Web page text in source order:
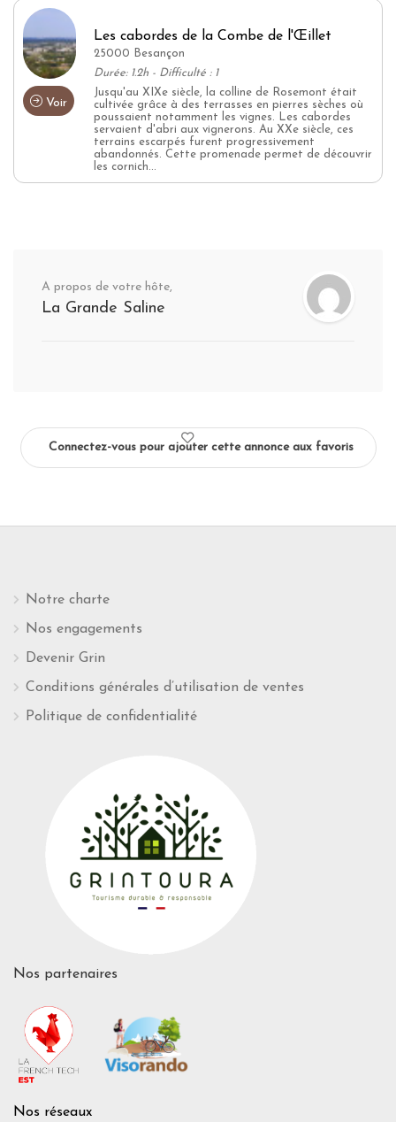
Voir
Les cabordes de la Combe de l'Œillet
25000 Besançon
Durée: 1.2h - Difficulté : 1
Jusqu'au XIXe siècle, la colline de Rosemont était
cultivée grâce à des terrasses en pierres sèches où
poussaient notamment les vignes. Les cabordes
servaient d'abri aux vignerons. Au XXe siècle, ces
terrains escarpés furent progressivement
abandonnés. Cette promenade permet de découvrir
les cornich...
A propos de votre hôte,
La Grande Saline
Connectez-vous pour ajouter cette annonce aux favoris
Notre charte
Nos engagements
Devenir Grin
Conditions générales d’utilisation de ventes
Politique de confidentialité
Nos partenaires
Nos réseaux